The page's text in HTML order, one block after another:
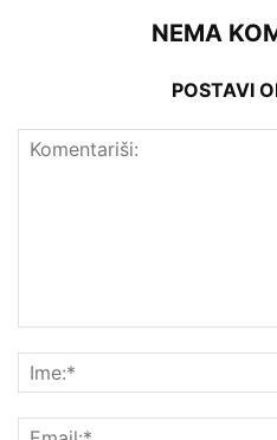
NEMA
POSTAVI